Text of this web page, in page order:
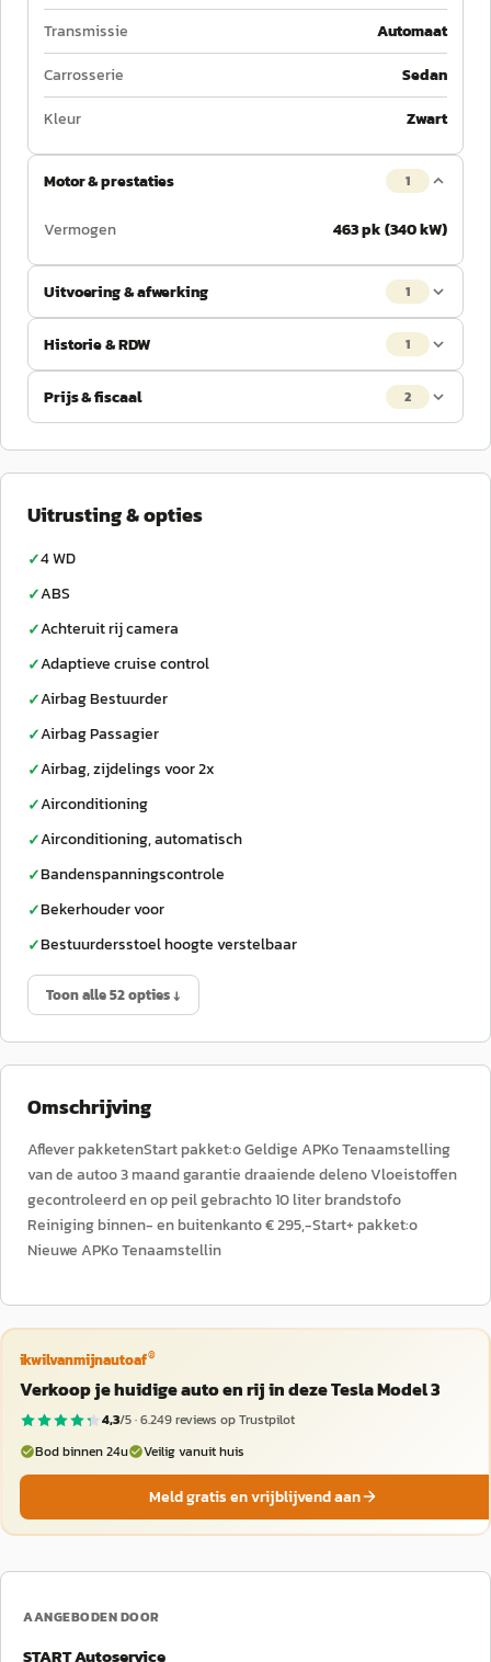
Transmissie
Automaat
Carrosserie
Sedan
Kleur
Zwart
Motor & prestaties 1
Vermogen 463 pk (340 kW)
Uitvoering & afwerking 1
Historie & RDW 1
Prijs & fiscaal 2
Uitrusting & opties
✓4 WD
✓ABS
✓Achteruit rij camera
✓Adaptieve cruise control
✓Airbag Bestuurder
✓Airbag Passagier
✓Airbag, zijdelings voor 2x
✓Airconditioning
✓Airconditioning, automatisch
✓Bandenspanningscontrole
✓Bekerhouder voor
✓Bestuurdersstoel hoogte verstelbaar
Toon alle 52 opties ↓
Omschrijving
Aflever pakketenStart pakket:o Geldige APKo Tenaamstelling
van de autoo 3 maand garantie draaiende deleno Vloeistoffen
gecontroleerd en op peil gebrachto 10 liter brandstofo
Reiniging binnen- en buitenkanto € 295,-Start+ pakket:o
Nieuwe APKo Tenaamstellin
ikwilvanmijnautoaf®
Verkoop je huidige auto en rij in deze Tesla Model 3
4,3/5 ·6.249reviews op Trustpilot
Bod binnen 24u
Veilig vanuit huis
Meld gratis en vrijblijvend aan
AANGEBODEN DOOR
START Autoservice